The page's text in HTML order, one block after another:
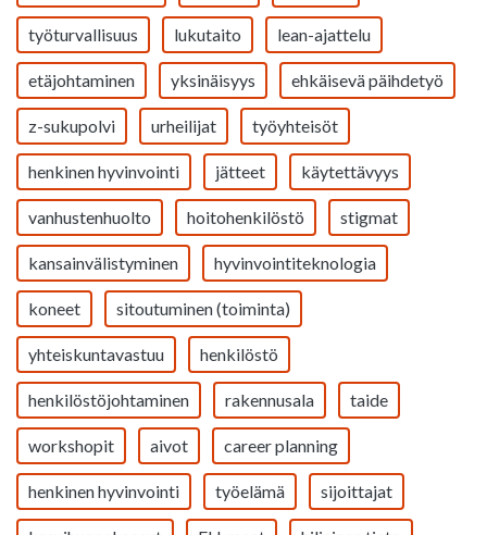
työturvallisuus lukutaito lean-ajattelu
etäjohtaminen yksinäisyys ehkäisevä päihdetyö
z-sukupolvi urheilijat työyhteisöt
henkinen hyvinvointi jätteet käytettävyys
vanhustenhuolto hoitohenkilöstö stigmat
kansainvälistyminen hyvinvointiteknologia
koneet sitoutuminen (toiminta)
yhteiskuntavastuu henkilöstö
henkilöstöjohtaminen rakennusala taide
workshopit aivot career planning
henkinen hyvinvointi työelämä sijoittajat